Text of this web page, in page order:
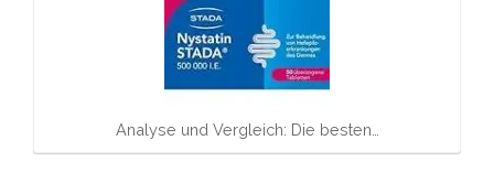
Analyse und Vergleich: Die besten…